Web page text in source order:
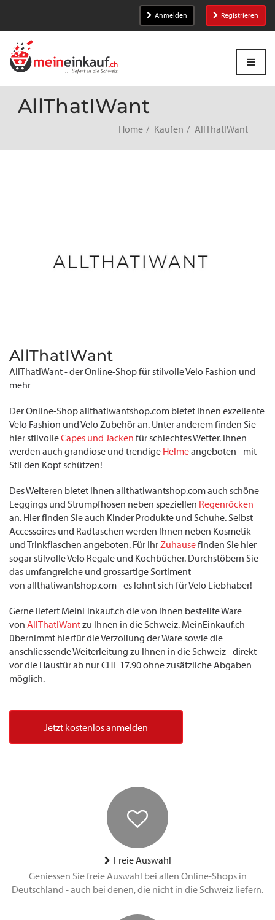
Anmelden Registrieren
AllThatIWant
Home Kaufen AllThatIWant
AllThatIWant
AllThatIWant - der Online-Shop für stilvolle Velo Fashion und
mehr
Der Online-Shop allthatiwantshop.com bietet Ihnen exzellente
Velo Fashion und Velo Zubehör an. Unter anderem finden Sie
hier stilvolleCapes und Jacken für schlechtes Wetter. Ihnen
werden auch grandiose und trendige Helmeangeboten - mit
Stil den Kopf schützen!
Des Weiteren bietet Ihnen allthatiwantshop.com auch schöne
Leggings und Strumpfhosen neben speziellen Regenröcken
an. Hier finden Sie auch Kinder Produkte und Schuhe. Selbst
Accessoires und Radtaschen werden Ihnen neben Kosmetik
und Trinkflaschen angeboten. Für IhrZuhausefinden Sie hier
sogar stilvolle Velo Regale und Kochbücher. Durchstöbern Sie
das umfangreiche und grossartige Sortiment
von allthatiwantshop.com - es lohnt sich für Velo Liebhaber!
Gerne liefert MeinEinkauf.ch die von Ihnen bestellte Ware
von AllThatIWantzu Ihnen in die Schweiz. MeinEinkauf.ch
übernimmt hierfür die Verzollung der Ware sowie die
anschliessende Weiterleitung zu Ihnen in die Schweiz - direkt
vor die Haustür ab nur CHF 17.90 ohne zusätzliche Abgaben
möglich.
Jetzt kostenlos anmelden
Freie Auswahl
Geniessen Sie freie Auswahl bei allen Online-Shops in
Deutschland - auch bei denen, die nicht in die Schweiz liefern.